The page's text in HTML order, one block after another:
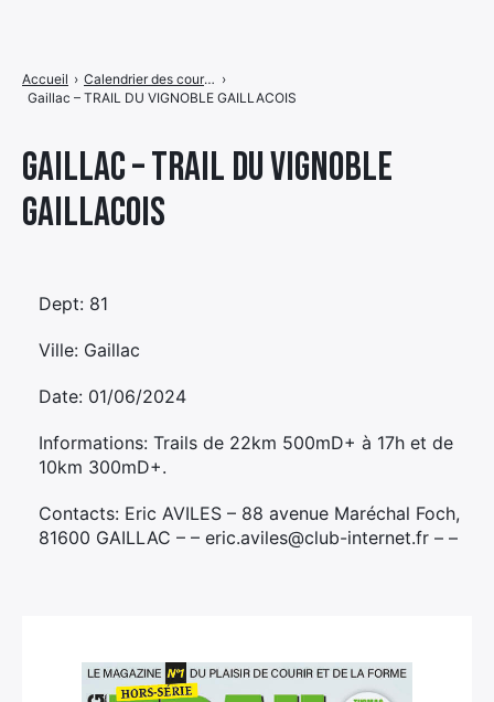
Gaillac – TRAIL DU VIGNOBLE
GAILLACOIS
Accueil › Calendrier des courses ›
Gaillac – TRAIL DU VIGNOBLE GAILLACOIS
Dept: 81
Ville: Gaillac
Date: 01/06/2024
Informations: Trails de 22km 500mD+ à 17h et de
10km 300mD+.
Contacts: Eric AVILES – 88 avenue Maréchal Foch,
81600 GAILLAC – – eric.aviles@club-internet.fr – –
de
menu
Élément
de
Élément
de